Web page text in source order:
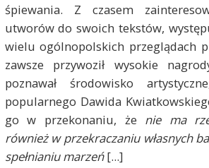
śpiewania. Z czasem
utworów do swoich tekstów,
wielu ogólnopolskich przeglądach
zawsze przywoził wysokie
poznawał środowisko
popularnego Dawida
go w przekonaniu, że nie ma
również w przekraczaniu własnych
spełnianiu marzeń[...]